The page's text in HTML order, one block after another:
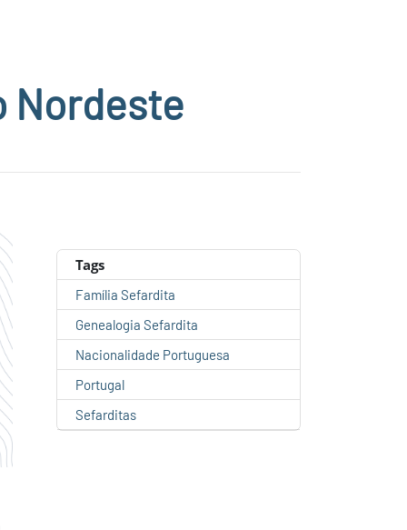
Nordeste
Tags
Família Sefardita
Genealogia Sefardita
Nacionalidade Portuguesa
Portugal
Sefarditas